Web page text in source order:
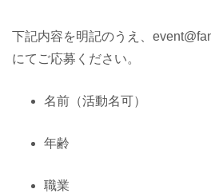
下記内容を明記のうえ、
にてご応募ください。
名前（活動名可）
年齢
職業